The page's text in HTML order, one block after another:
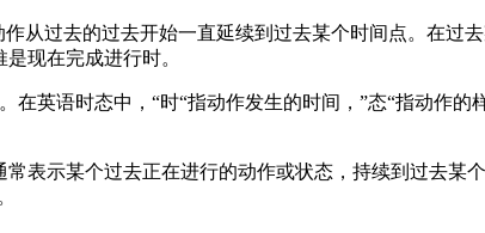
作从过去的过去开始一直延续到过去某个时间点。在
现在完成进行时。
英语时态中，“时“指动作发生的时间，”态“指动作的样
表示某个过去正在进行的动作或状态，持续到过去某